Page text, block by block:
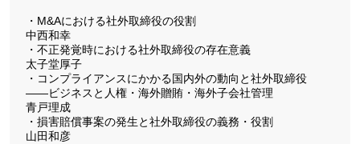
・M&Aにおける社外取締役の役割
中西和幸
・不正発覚時における社外取締役の存在意義
太子堂厚子
・コンプライアンスにかかる国内外の動向と社外取締役
――ビジネスと人権・海外贈賄・海外子会社管理
青戸理成
・損害賠償事案の発生と社外取締役の義務・役割
山田和彦